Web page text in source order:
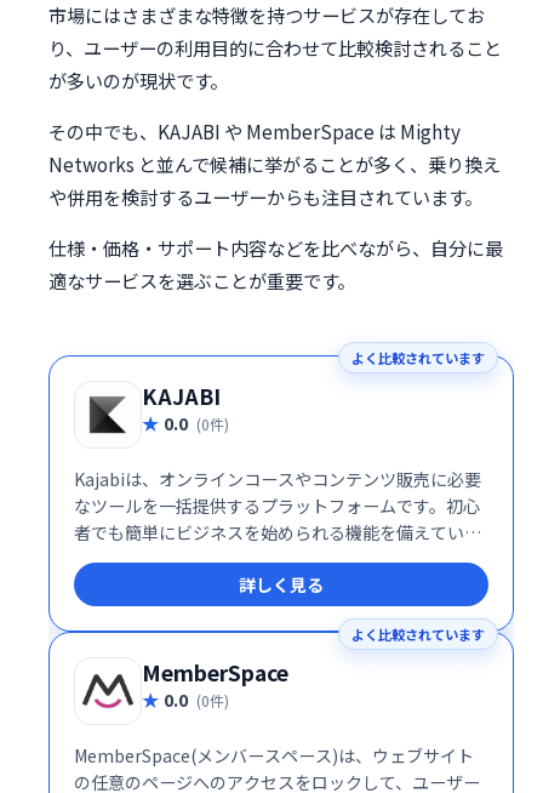
市場にはさまざまな特徴を持つサービスが存在してお
り、ユーザーの利用目的に合わせて比較検討されること
が多いのが現状です。
その中でも、KAJABI や MemberSpace は Mighty
Networks と並んで候補に挙がることが多く、乗り換え
や併用を検討するユーザーからも注目されています。
仕様・価格・サポート内容などを比べながら、自分に最
適なサービスを選ぶことが重要です。
よく比較されています
KAJABI
0.0 (0件)
Kajabiは、オンラインコースやコンテンツ販売に必要
なツールを一括提供するプラットフォームです。初心
者でも簡単にビジネスを始められる機能を備えていま
す。
詳しく見る
よく比較されています
MemberSpace
0.0 (0件)
MemberSpace(メンバースペース)は、ウェブサイト
の任意のページへのアクセスをロックして、ユーザー